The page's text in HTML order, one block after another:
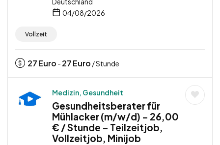
04/08/2026
Vollzeit
27Euro - 27Euro / Stunde
Medizin, Gesundheit
Gesundheitsberater für
Mühlacker (m/w/d) – 26,00
€ / Stunde – Teilzeitjob,
Vollzeitjob, Minijob